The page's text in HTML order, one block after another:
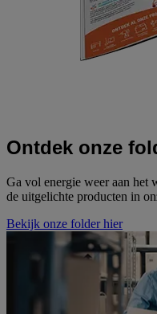
Ontdek onze
Ga vol energie weer aan het
de uitgelichte producten in
Bekijk onze folder hier